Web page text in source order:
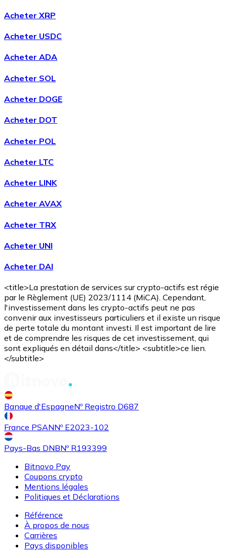
AcheterChainlink
LINK
AcheterWrapped Bitcoin
AcheterAvalanche
Acheter
SHIB
AcheterUniswap
UNI
Acheter XRP
Acheter USDC
Acheter ADA
Acheter SOL
Acheter DOGE
Acheter DOT
Acheter POL
Acheter LTC
Acheter LINK
Acheter AVAX
Acheter TRX
Acheter UNI
Acheter DAI
<title>La prestation de services sur crypto-actifs est régie
par le Règlement (UE) 2023/1114 (MiCA). Cependant,
l'investissement dans les crypto-actifs peut ne pas
convenir aux investisseurs particuliers et il existe un risque
de perte totale du montant investi. Il est important de lire
et de comprendre les risques de cet investissement, qui
sont expliqués en détail dans</title> <subtitle>ce lien.
</subtitle>
Banque d'EspagneNº Registro D687
France PSANNº E2023-102
Pays-Bas DNBNº R193399
Bitnovo Pay
Coupons crypto
Mentions légales
Politiques et Déclarations
Référence
À propos de nous
Carrières
Pays disponibles